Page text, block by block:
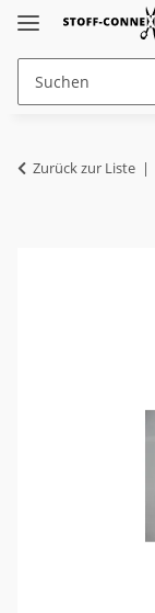
Zurück zur Liste